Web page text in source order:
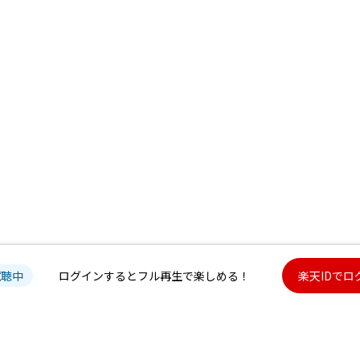
中 ログインするとフル再生で楽しめる！ 楽天IDでロ